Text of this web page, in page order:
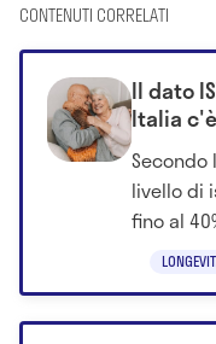
CONTENUTI CORRELATI
Il dato
Italia
grazie
Secondo
livello di
fino al
scuola,